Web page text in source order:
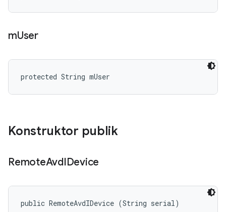
mUser
protected String mUser
Konstruktor publik
RemoteAvdIDevice
public RemoteAvdIDevice (String serial)